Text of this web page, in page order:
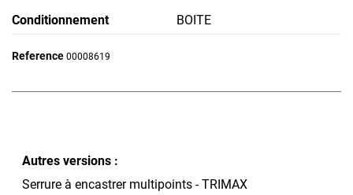
Conditionnement BOITE
Reference 00008619
Autres versions :
Serrure à encastrer multipoints - TRIMAX